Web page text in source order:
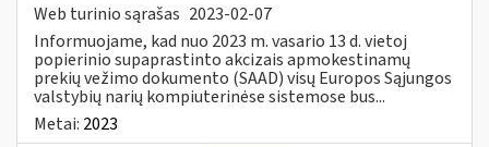
Web turinio sąrašas 2023-02-07
Informuojame, kad nuo 2023 m. vasario 13 d. vietoj
popierinio supaprastinto akcizais apmokestinamų
prekių vežimo dokumento (SAAD) visų Europos Sąjungos
valstybių narių kompiuterinėse sistemose bus...
Metai: 2023